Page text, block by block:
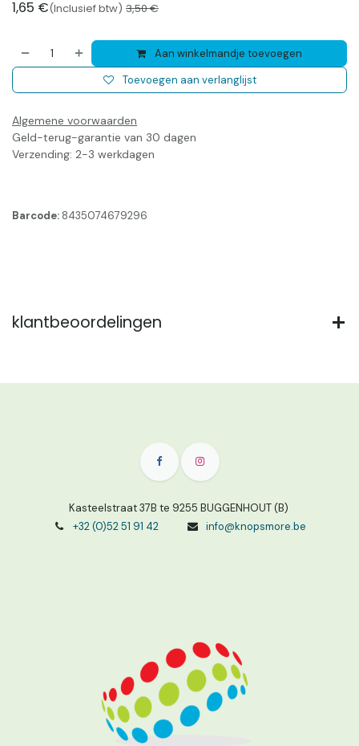
1,65 €(Inclusief btw) 3,50€
Aan winkelmandje toevoegen
Toevoegen aan verlanglijst
Algemene voorwaarden
Geld-terug-garantie van 30 dagen
Verzending: 2-3 werkdagen
Barcode: 8435074679296
klantbeoordelingen
Kasteelstraat 37B te 9255 BUGGENHOUT (B)
+32 (0)52 51 91 42
info@knopsmore.be